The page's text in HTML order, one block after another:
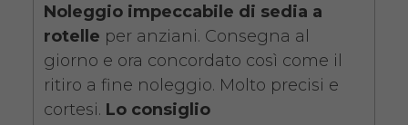
di 7 giorni a partire da 76 euro.
Consegniamo a domicilio in
tutta Italia, contattaci per
maggiori informazioni.
Noleggio impeccabile di sedia a
rotelle per anziani. Consegna al
giorno e ora concordato così come il
ritiro a fine noleggio. Molto precisi e
cortesi. Lo consiglio